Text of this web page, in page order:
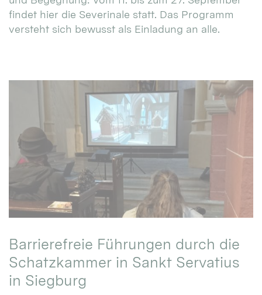
findet hier die Severinale statt. Das Programm
versteht sich bewusst als Einladung an alle.
Barrierefreie Führungen durch die
Schatzkammer in Sankt Servatius
in Siegburg